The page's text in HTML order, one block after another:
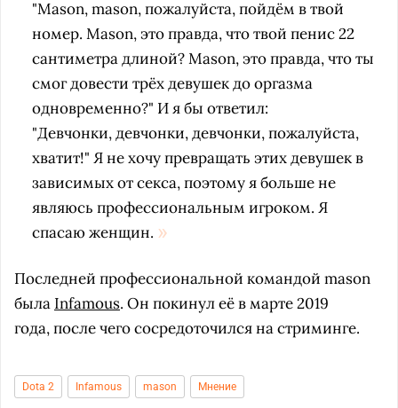
"Mason, mason, пожалуйста, пойдём в твой
номер. Mason, это правда, что твой пенис 22
сантиметра длиной? Mason, это правда, что ты
смог довести трёх девушек до оргазма
одновременно?" И я бы ответил:
"Девчонки, девчонки, девчонки, пожалуйста,
хватит!" Я не хочу превращать этих девушек в
зависимых от секса, поэтому я больше не
являюсь профессиональным игроком. Я
спасаю женщин.
Последней профессиональной командой mason
была Infamous. Он покинул её в марте 2019
года, после чего сосредоточился на стриминге.
Dota 2 Infamous mason Мнение